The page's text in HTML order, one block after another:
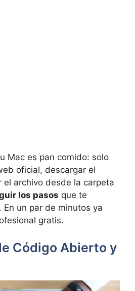
Mac es pan comido: solo
oficial, descargar el
el archivo desde la carpeta
los pasos que te
En un par de minutos ya
gratis.
Código Abierto y